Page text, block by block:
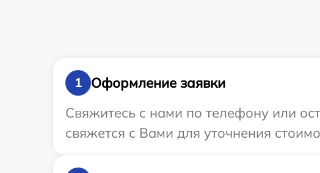
1
Оформление заявки
Свяжитесь с нами по телефону или
свяжется с Вами для уточнения